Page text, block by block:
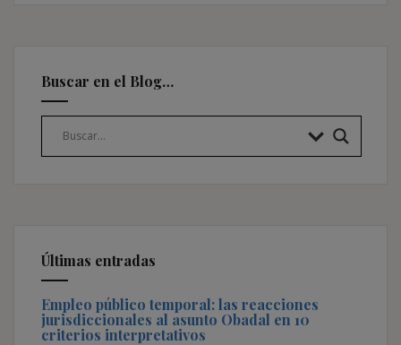
Buscar en el Blog…
Últimas entradas
Empleo público temporal: las reacciones
jurisdiccionales al asunto Obadal en 10
criterios interpretativos